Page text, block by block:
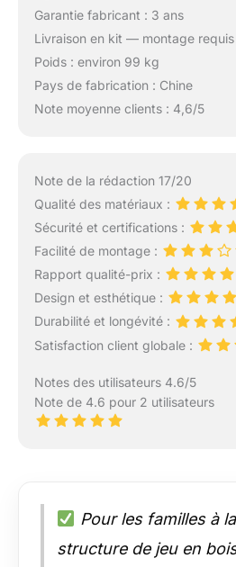
Garantie fabricant : 3 ans
Livraison en kit — montage requis
Poids : environ 99 kg
Pays de fabrication : Chine
Note moyenne clients : 4,6/5
Note de la rédaction 17/20
Qualité des matériaux :
Sécurité et certifications :
Facilité de montage :
Rapport qualité-prix :
Design et esthétique :
Durabilité et longévité :
Satisfaction client globale :
Notes des utilisateurs 4.6/5
Note de 4.6 pour 2 utilisateurs
Pour les familles à
structure de jeu en